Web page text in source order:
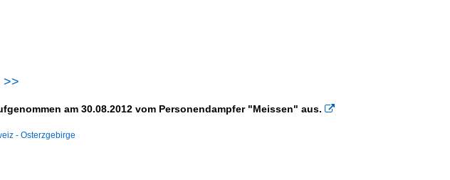
>>
am 30.08.2012 vom Personendampfer "Meissen" aus. 
- Osterzgebirge